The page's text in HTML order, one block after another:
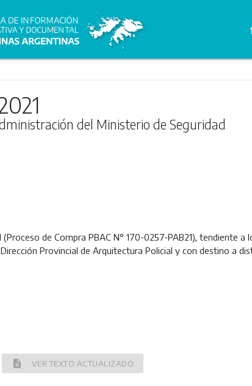
del Ministerio de Seguridad
de Compra PBAC N° 170-0257-PAB21), tendiente
Provincial de Arquitectura Policial y con destino a
description VER TEXTO ACTUALIZADO